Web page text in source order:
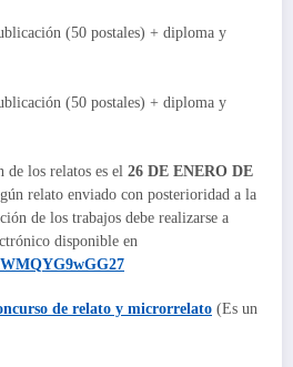
(50 postales) + diploma y
(50 postales) + diploma y
los relatos es el 26 DE ENERO DE
relato enviado con posterioridad a la
de los trabajos debe realizarse a
disponible en
de relato y microrrelato (Es un